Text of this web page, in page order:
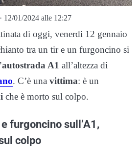
· 12/01/2024 alle 12:27
di oggi, venerdì 12 gennaio
tra un tir e un furgoncino si
autostrada A1 all’altezza di
. C’è una vittima: è un
che è morto sul colpo.
furgoncino sull’A1,
colpo